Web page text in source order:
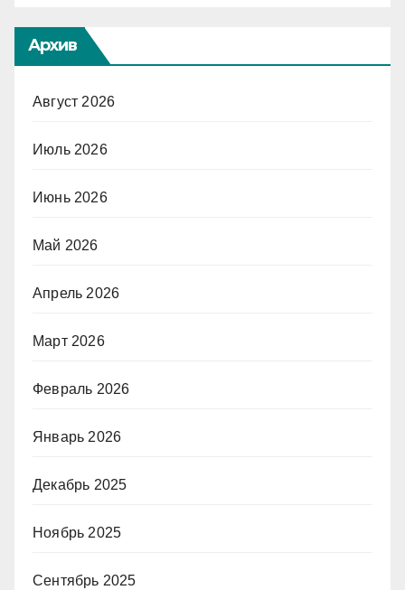
Архив
Август 2026
Июль 2026
Июнь 2026
Май 2026
Апрель 2026
Март 2026
Февраль 2026
Январь 2026
Декабрь 2025
Ноябрь 2025
Сентябрь 2025